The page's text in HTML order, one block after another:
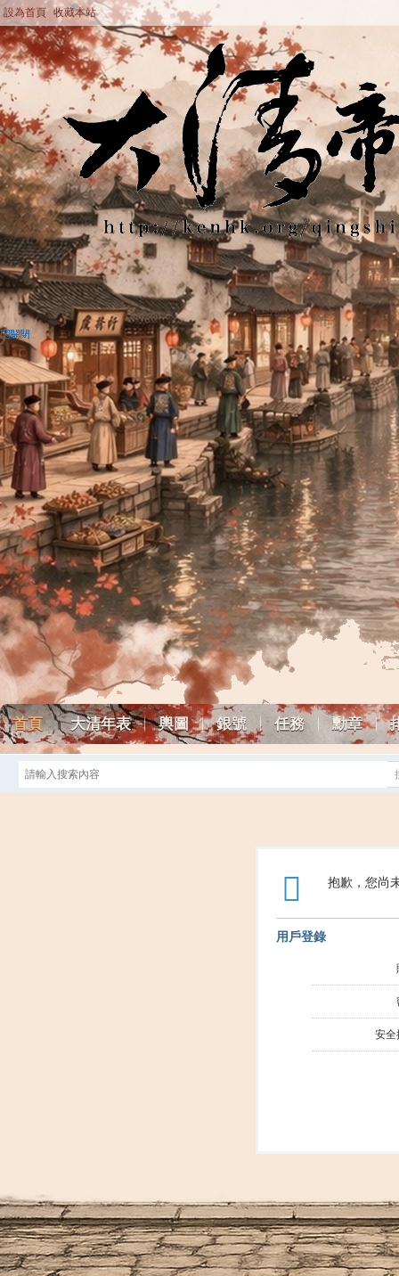
設為首頁 收藏本站
首頁 大清年表 輿圖 銀號 任務 勳章
抱歉，您尚
用戶登錄
安全